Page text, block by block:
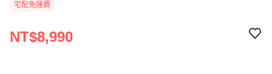
宅配免運費
NT$8,990